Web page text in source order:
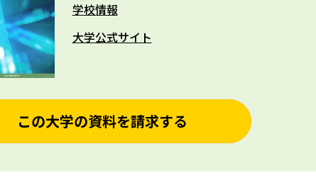
学校情報
大学公式サイト
この大学の資料を請求する